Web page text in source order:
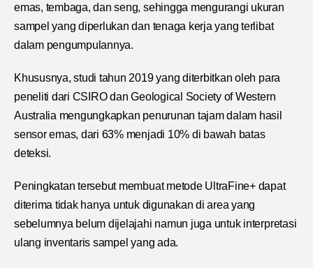
emas, tembaga, dan seng, sehingga mengurangi ukuran
sampel yang diperlukan dan tenaga kerja yang terlibat
dalam pengumpulannya.
Khususnya, studi tahun 2019 yang diterbitkan oleh para
peneliti dari CSIRO dan Geological Society of Western
Australia mengungkapkan penurunan tajam dalam hasil
sensor emas, dari 63% menjadi 10% di bawah batas
deteksi.
Peningkatan tersebut membuat metode UltraFine+ dapat
diterima tidak hanya untuk digunakan di area yang
sebelumnya belum dijelajahi namun juga untuk interpretasi
ulang inventaris sampel yang ada.